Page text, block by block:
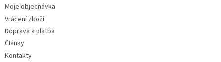
Moje objednávka
Vrácení zboží
Doprava a platba
Články
Kontakty